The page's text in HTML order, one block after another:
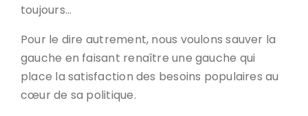
toujours…
Pour le dire autrement, nous voulons sauver la
gauche en faisant renaître une gauche qui
place la satisfaction des besoins populaires au
cœur de sa politique.